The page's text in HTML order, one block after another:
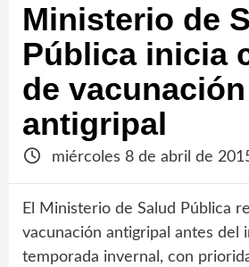
Ministerio de
Pública inicia
de vacunación
antigripal
miércoles 8 de abril de
El Ministerio de Salud Pública
vacunación antigripal antes del
temporada invernal, con